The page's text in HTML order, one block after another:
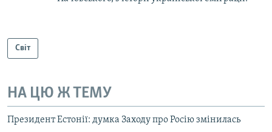
Світ
НА ЦЮ Ж ТЕМУ
Президент Естонії: думка Заходу про Росію змінилась